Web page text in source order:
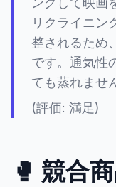
リクライニン
整されるため
です。通気性
ても蒸れませ
(評価: 満足)
🥊 競合